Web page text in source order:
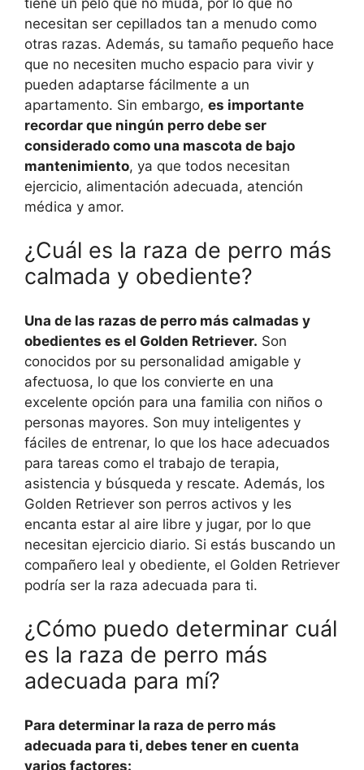
necesitan ser cepillados tan a menudo como
otras razas. Además, su tamaño pequeño hace
que no necesiten mucho espacio para vivir y
pueden adaptarse fácilmente a un
apartamento. Sin embargo, es importante
recordar que ningún perro debe ser
considerado como una mascota de bajo
mantenimiento, ya que todos necesitan
ejercicio, alimentación adecuada, atención
médica y amor.
¿Cuál es la raza de perro más
calmada y obediente?
Una de las razas de perro más calmadas y
obedientes es el Golden Retriever. Son
conocidos por su personalidad amigable y
afectuosa, lo que los convierte en una
excelente opción para una familia con niños o
personas mayores. Son muy inteligentes y
fáciles de entrenar, lo que los hace adecuados
para tareas como el trabajo de terapia,
asistencia y búsqueda y rescate. Además, los
Golden Retriever son perros activos y les
encanta estar al aire libre y jugar, por lo que
necesitan ejercicio diario. Si estás buscando un
compañero leal y obediente, el Golden Retriever
podría ser la raza adecuada para ti.
¿Cómo puedo determinar cuál
es la raza de perro más
adecuada para mí?
Para determinar la raza de perro más
adecuada para ti, debes tener en cuenta
varios factores: